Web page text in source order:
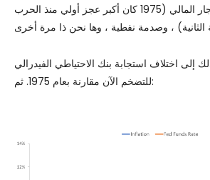
والركود ، والانفجار المالي (1975 كان أكبر عجز أولي منذ الحرب
إلى اختلاف استجابة بنك الاحتياطي الفيدرالي
للتضخم الآن مقارنة بعام 1975. ثم: